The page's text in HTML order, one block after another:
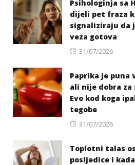
Psihologinja sa
dijeli pet fraza
signaliziraju da
veza gotova
Posted
31/07/2026
Paprika je puna
ali nije dobra za
Evo kod koga
tegobe
Posted
31/07/2026
Toplotni talas
posljedice i